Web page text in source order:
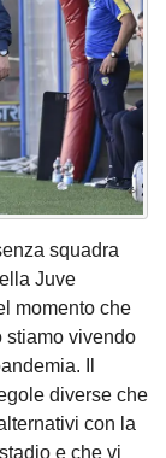
squadra
Juve
momento che
stiamo vivendo
Il
diverse che
con la
e che vi